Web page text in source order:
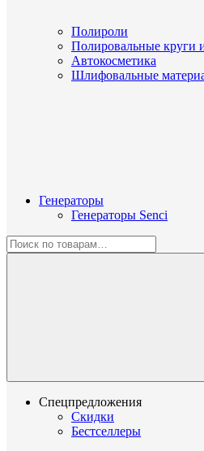
Полироли
Полировальные круги
Автокосметика
Шлифовальные
Генераторы
Генераторы Senci
Спецпредложения
Скидки
Бестселлеры